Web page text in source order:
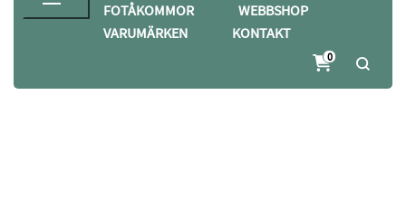
FOTÅKOMMOR
WEBBSHOP
VARUMÄRKEN
KONTAKT
0